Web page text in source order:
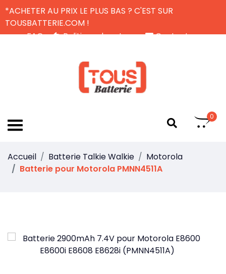
*ACHETER AU PRIX LE PLUS BAS ? C'EST SUR
TOUSBATTERIE.COM !
FAQ
Politique de retour
Contactez-nous
0
Accueil Batterie Talkie Walkie
Motorola
Batterie pour Motorola PMNN4511A